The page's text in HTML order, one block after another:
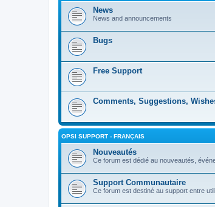
News
News and announcements
Bugs
Free Support
Comments, Suggestions,
OPSI SUPPORT - FRANÇAIS
Nouveautés
Ce forum est dédié au nouveautés,
Support Communautaire
Ce forum est destiné au support entre